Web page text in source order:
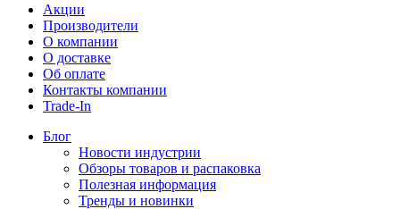
Акции
Производители
О компании
О доставке
Об оплате
Контакты компании
Trade-In
Блог
Новости индустрии
Обзоры товаров и распаковка
Полезная информация
Тренды и новинки